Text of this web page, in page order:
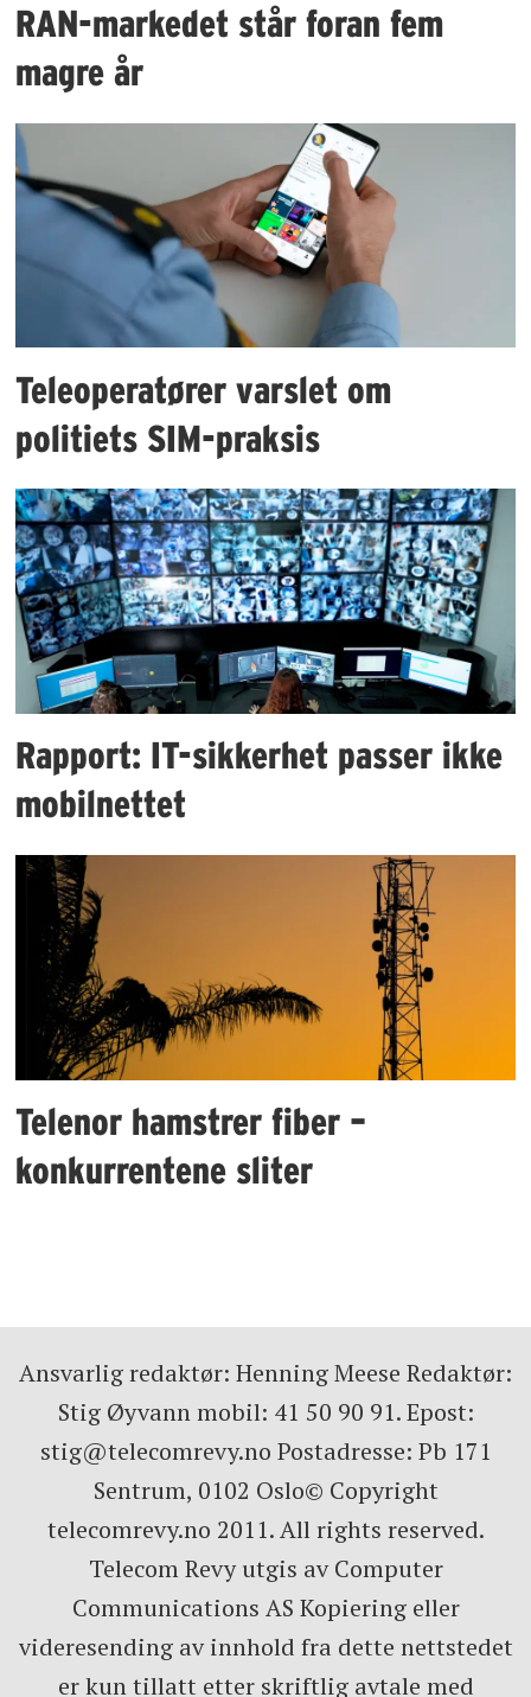
RAN-markedet står foran fem
magre år
Teleoperatører varslet om
politiets SIM-praksis
Rapport: IT-sikkerhet passer ikke
mobilnettet
Telenor hamstrer fiber –
konkurrentene sliter
Ansvarlig redaktør: Henning Meese Redaktør:
Stig Øyvann mobil: 41 50 90 91. Epost:
stig@telecomrevy.no Postadresse: Pb 171
Sentrum, 0102 Oslo© Copyright
telecomrevy.no 2011. All rights reserved.
Telecom Revy utgis av Computer
Communications AS Kopiering eller
videresending av innhold fra dette nettstedet
er kun tillatt etter skriftlig avtale med